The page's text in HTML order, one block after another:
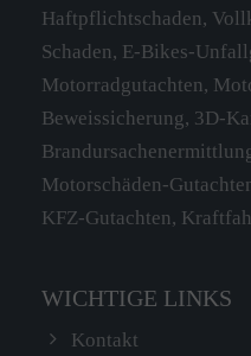
Haftpflichtschaden,
Schaden, E-Bikes-
Motorradgutachten,
Beweissicherung, 3D-
Motorschäden-
KFZ-Gutachten,
WICHTIGE LINKS
Kontakt